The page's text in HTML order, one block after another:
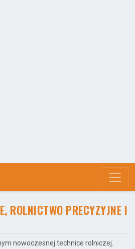
ROLNICTWO PRECYZYJNE I
nowoczesnej technice rolniczej.